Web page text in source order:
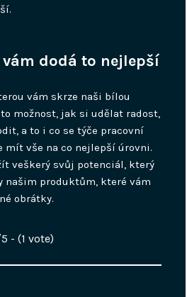
dodá to nejlepší
vám skrze naši bílou
možnost, jak si udělat radost,
a to i co se týče pracovní
mít vše na co nejlepší úrovni.
veškerý svůj potenciál, který
našim produktům, které vám
obrátky.
- (1 vote)